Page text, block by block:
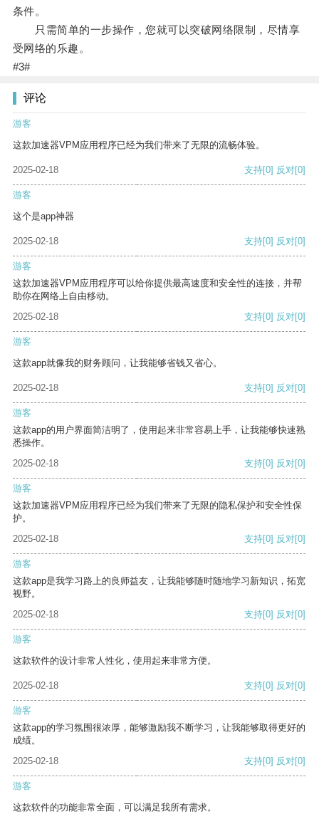
条件。
只需简单的一步操作，您就可以突破网络限制，尽情享
受网络的乐趣。
#3#
评论
游客
这款加速器VPM应用程序已经为我们带来了无限的流畅体验。
2025-02-18 支持[0] 反对[0]
游客
这个是app神器
2025-02-18 支持[0] 反对[0]
游客
这款加速器VPM应用程序可以给你提供最高速度和安全性的连接，并帮
助你在网络上自由移动。
2025-02-18
支持[0] 反对[0]
游客
这款app就像我的财务顾问，让我能够省钱又省心。
2025-02-18 支持[0] 反对[0]
游客
这款app的用户界面简洁明了，使用起来非常容易上手，让我能够快速熟
悉操作。
2025-02-18
支持[0] 反对[0]
游客
这款加速器VPM应用程序已经为我们带来了无限的隐私保护和安全性保
护。
2025-02-18
支持[0] 反对[0]
游客
这款app是我学习路上的良师益友，让我能够随时随地学习新知识，拓宽
视野。
2025-02-18
支持[0] 反对[0]
游客
这款软件的设计非常人性化，使用起来非常方便。
2025-02-18 支持[0] 反对[0]
游客
这款app的学习氛围很浓厚，能够激励我不断学习，让我能够取得更好的
成绩。
2025-02-18
支持[0] 反对[0]
游客
这款软件的功能非常全面，可以满足我所有需求。